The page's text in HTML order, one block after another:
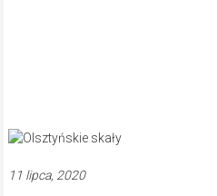
11 lipca, 2020